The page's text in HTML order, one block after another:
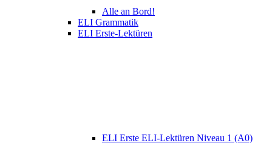
Alle an Bord!
ELI Grammatik
ELI Erste-Lektüren
ELI Erste ELI-Lektüren Niveau 1 (A0)